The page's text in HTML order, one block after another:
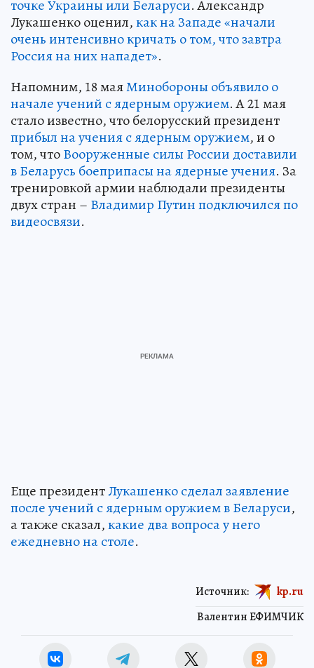
точке Украины или Беларуси. Александр
Лукашенко оценил,как на Западе «начали
очень интенсивно кричать о том, что завтра
Россия на них нападет».
Напомним, 18 маяМинобороны объявило о
начале учений с ядерным оружием. А 21 мая
стало известно, что белорусский президент
прибыл на учения с ядерным оружием, и о
том, чтоВооруженные силы России доставили
в Беларусь боеприпасы на ядерные учения. За
тренировкой армии наблюдали президенты
двух стран – Владимир Путин подключился по
видеосвязи.
Еще президентЛукашенко сделал заявление
после учений с ядерным оружием в Беларуси,
а также сказал,какие два вопроса у него
ежедневно на столе.
Валентин ЕФИМЧИК
Источник: kp.ru